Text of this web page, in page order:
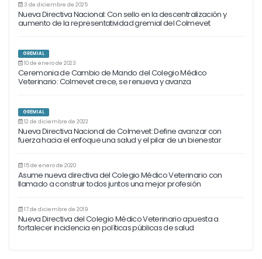
3 de diciembre de 2025
Nueva Directiva Nacional: Con sello en la descentralización y
aumento de la representatividad gremial del Colmevet
GREMIAL
10 de enero de 2023
Ceremonia de Cambio de Mando del Colegio Médico
Veterinario: Colmevet crece, se renueva y avanza
GREMIAL
12 de diciembre de 2022
Nueva Directiva Nacional de Colmevet: Define avanzar con
fuerza hacia el enfoque una salud y el pilar de un bienestar
15 de enero de 2020
Asume nueva directiva del Colegio Médico Veterinario con
llamado a construir todos juntos una mejor profesión
17 de diciembre de 2019
Nueva Directiva del Colegio Médico Veterinario apuesta a
fortalecer incidencia en políticas públicas de salud